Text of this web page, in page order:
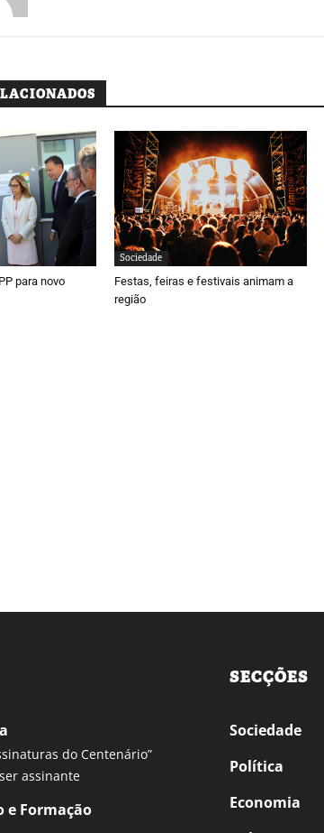
para novo
Sociedade
Festas, feiras e festivais animam a
região
do Centenário”
assinante
e Formação
SECÇÕES
Sociedade
Política
Economia